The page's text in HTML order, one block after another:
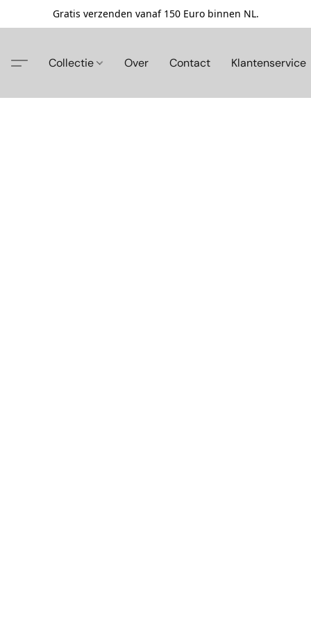
Gratis verzenden vanaf 150 Euro binnen NL.
Collectie Over Contact Klantenservice